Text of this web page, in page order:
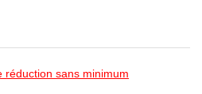
réduction sans minimum